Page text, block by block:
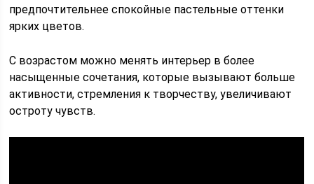
предпочтительнее спокойные пастельные оттенки
ярких цветов.
С возрастом можно менять интерьер в более
насыщенные сочетания, которые вызывают больше
активности, стремления к творчеству, увеличивают
остроту чувств.